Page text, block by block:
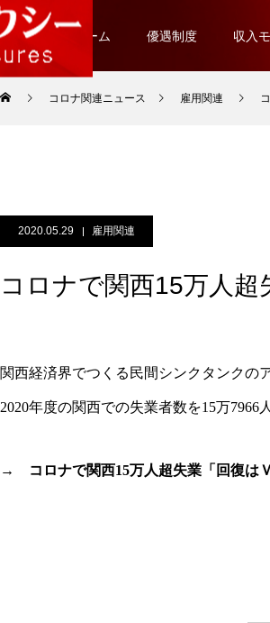
ホーム 優遇制度 収入
コロナ関連ニュース 雇用関連
2020.05.29 雇用関連
コロナで関西15万人超
関西経済界でつくる民間シンクタンクの
2020年度の関西での失業者数を15万
→ コロナで関西15万人超失業「回復はＶ